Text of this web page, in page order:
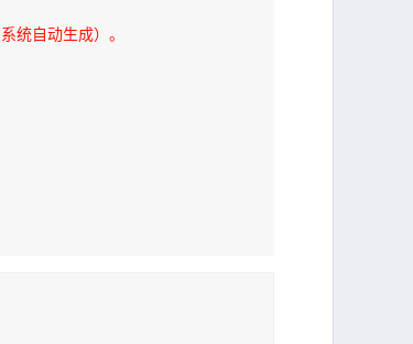
统自动生成）。